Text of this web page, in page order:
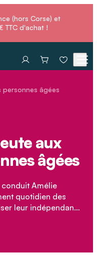
(hors Corse) et
TTC d'achat !
âgées
aux
âgées
conduit Amélie
quotidien des
leur indépendance